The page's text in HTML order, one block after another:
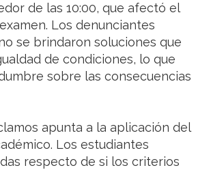
de las 10:00, que afectó el
Los denunciantes
se brindaron soluciones que
de condiciones, lo que
sobre las consecuencias
apunta a la aplicación del
Los estudiantes
respecto de si los criterios